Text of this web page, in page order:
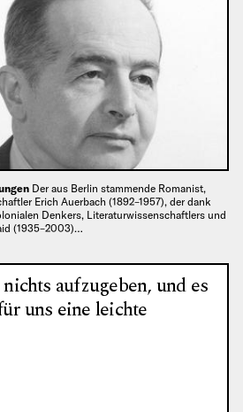
Der aus Berlin stammende Romanist,
Erich Auerbach (1892–1957), der dank
Denkers, Literaturwissenschaftlers und
(1935–2003)…
aufzugeben, und es
uns eine leichte